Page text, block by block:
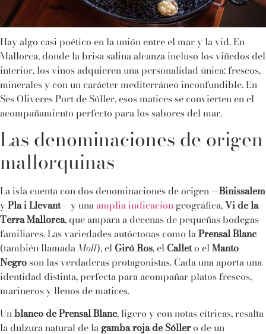
Hay algo casi poético en la unión entre el mar y la vid. En
Mallorca, donde la brisa salina alcanza incluso los viñedos del
interior, los vinos adquieren una personalidad única: frescos,
minerales y con un carácter mediterráneo inconfundible. En
Ses Oliveres Port de Sóller, esos matices se convierten en el
acompañamiento perfecto para los sabores del mar.
Las denominaciones de origen
mallorquinas
La isla cuenta con dos denominaciones de origen —Binissalem
y Pla i Llevant— y una amplia indicación geográfica, Vi de la
Terra Mallorca, que ampara a decenas de pequeñas bodegas
familiares. Las variedades autóctonas como la Prensal Blanc
(también llamada Moll), el Giró Ros, el Calleto el Manto
Negro son las verdaderas protagonistas. Cada una aporta una
identidad distinta, perfecta para acompañar platos frescos,
marineros y llenos de matices.
Un blanco de Prensal Blanc, ligero y con notas cítricas, resalta
la dulzura natural de la gamba roja de Sóllero de un